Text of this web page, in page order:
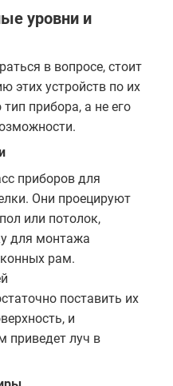
уровни и
в вопросе, стоит
этих устройств по их
прибора, а не его
приборов для
Они проецируют
или потолок,
для монтажа
рам.
поставить их
и
приведет луч в